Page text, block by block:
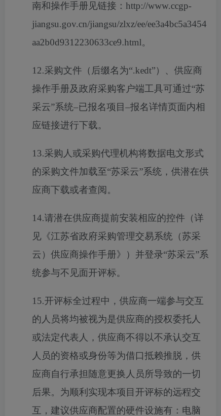
南和操作手册见链接：http://www.ccgp-
jiangsu.gov.cn/jiangsu/zlxz/ee/ee3a4bc5a3454
aa2b0d9312230633ce9.html。
12.采购文件（后缀名为“.kedt”）、供应商
操作手册及政府采购客户端工具可通过“苏
采云”系统–已报名项目–报名详情页面内相
应链接进行下载。
13.采购人或采购代理机构将数据电文形式
的采购文件加载至“苏采云”系统，供潜在供
应商下载或者查阅。
14.请潜在供应商提前安装相应的控件（详
见《江苏省政府采购管理交易系统（苏采
云）供应商操作手册》）并登录“苏采云”系
统参与不见面开评标。
15.开评标全过程中，供应商一端参与交互
的人员将均被视为是供应商的授权委托人
或法定代表人，供应商不得以不承认交互
人员的资格或身份等为借口抵赖推脱，供
应商自行承担随意更换人员所导致的一切
后果。为顺利实现本项目开评标的远程交
互，建议供应商配置的硬件设施有：电脑